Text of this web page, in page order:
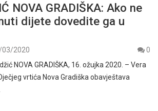
NOVA GRADIŠKA: Ako ne
dijete dovedite ga u
03/2020
0
NOVA GRADIŠKA, 16. ožujka 2020. – Vera
vrtića Nova Gradiška obavještava